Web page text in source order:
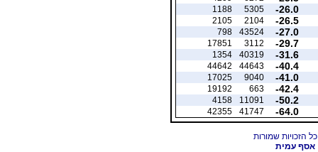
-26.0
5305
1188
-26.5
2104
2105
-27.0
43524
798
-29.7
3112
17851
-31.6
40319
1354
-40.4
44643
44642
-41.0
9040
17025
-42.4
663
19192
-50.2
11091
4158
-64.0
41747
42355
אסף עמית